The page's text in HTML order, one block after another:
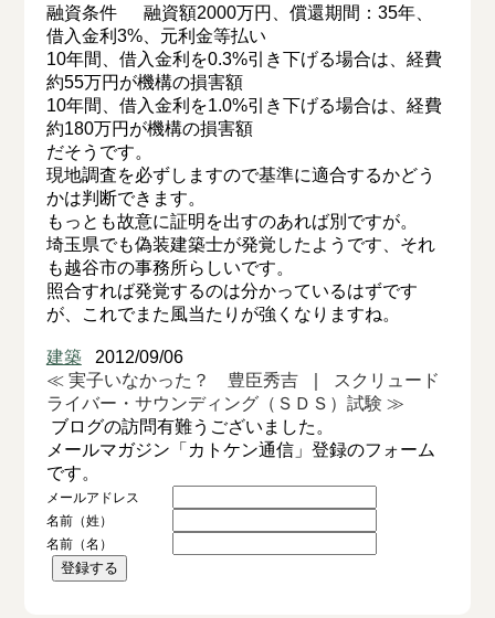
融資条件 融資額2000万円、償還期間：35年、
借入金利3%、元利金等払い
10年間、借入金利を0.3%引き下げる場合は、経費
約55万円が機構の損害額
10年間、借入金利を1.0%引き下げる場合は、経費
約180万円が機構の損害額
だそうです。
現地調査を必ずしますので基準に適合するかどう
かは判断できます。
もっとも故意に証明を出すのあれば別ですが。
埼玉県でも偽装建築士が発覚したようです、それ
も越谷市の事務所らしいです。
照合すれば発覚するのは分かっているはずです
が、これでまた風当たりが強くなりますね。
建築2012/09/06
≪ 実子いなかった？ 豊臣秀吉｜
スクリュード
ライバー・サウンディング（ＳＤＳ）試験 ≫
ブログの訪問有難うございました。
メールマガジン「カトケン通信」登録のフォーム
です。
メールアドレス
名前（姓）
名前（名）